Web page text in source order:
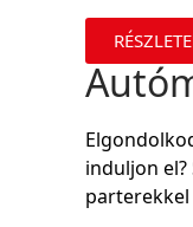
induljon